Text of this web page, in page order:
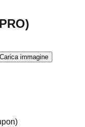
Carica immagine